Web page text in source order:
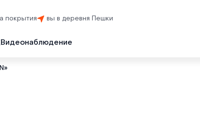
покрытия вы в деревня Пешки
Видеонаблюдение